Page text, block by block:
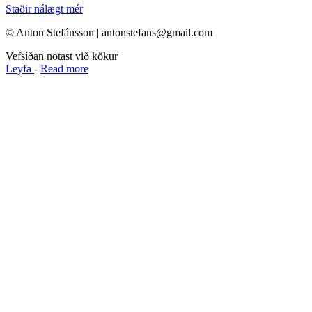
Staðir nálægt mér
© Anton Stefánsson | antonstefans@gmail.com
Vefsíðan notast við kökur
Leyfa - Read more